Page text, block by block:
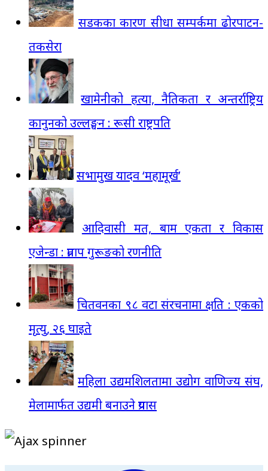
सडकका कारण सीधा सम्पर्कमा ढोरपाटन-
तकसेरा
खामेनीको हत्या, नैतिकता र अन्तर्राष्ट्रिय
कानुनको उल्लङ्घन : रूसी राष्ट्रपति
सभामुख यादव ‘महामूर्ख’
आदिवासी मत, बाम एकता र विकास
एजेन्डा : प्रताप गुरूङको रणनीति
चितवनका ९८ वटा संरचनामा क्षति : एकको
मृत्यु, २६ घाइते
महिला उद्यमशिलतामा उद्योग वाणिज्य संघ,
मेलामार्फत उद्यमी बनाउने प्रयास